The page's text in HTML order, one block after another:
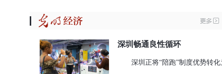
深圳畅通良性循环
深圳正将“陪跑”制度优势转化